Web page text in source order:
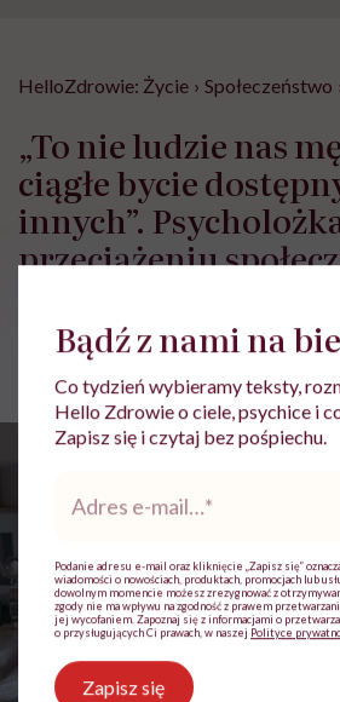
HelloZdrowie: Życie › Społeczeństwo
„To nie ludzie nas
ciągłe bycie
innych”.
przeciążeniu
Małgorzata Germak
/fot. Getty Images, Davin G Photography
Bądź z nami na
Co tydzień wybieramy teksty,
Hello Zdrowie o ciele, psychice i
Zapisz się i czytaj bez pośpiechu.
*
Podanie adresu e-mail oraz kliknięcie „Zapisz się”
wiadomości o nowościach, produktach, promocjach lub
dowolnym momencie możesz zrezygnować z
zgody nie ma wpływu na zgodność z prawem
jej wycofaniem. Zapoznaj się z informacjami o
o przysługujących Ci prawach, w naszej Polityce
Zapisz się